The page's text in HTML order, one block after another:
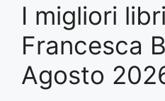
I migliori
Francesca
Agosto